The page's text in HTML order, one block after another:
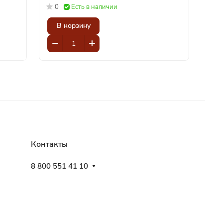
0 Есть в наличии
В корзину
Контакты
8 800 551 41 10